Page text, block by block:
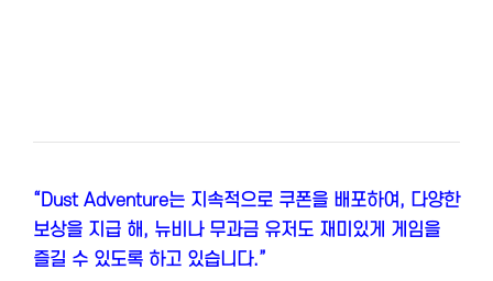
“Dust Adventure는 지속적으로 쿠폰을 배포하여, 다양한
보상을 지급 해, 뉴비나 무과금 유저도 재미있게 게임을
즐길 수 있도록 하고 있습니다.”